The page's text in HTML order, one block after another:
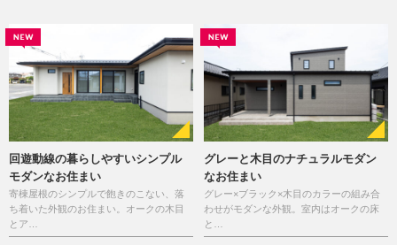
回遊動線の暮らしやすいシンプル
モダンなお住まい
寄棟屋根のシンプルで飽きのこない、落
ち着いた外観のお住まい。オークの木目
とア…
グレーと木目のナチュラルモダン
なお住まい
グレー×ブラック×木目のカラーの組み合
わせがモダンな外観。室内はオークの床
と…